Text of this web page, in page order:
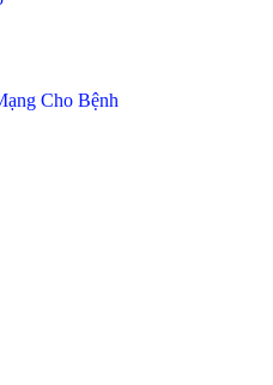
Cho Bệnh